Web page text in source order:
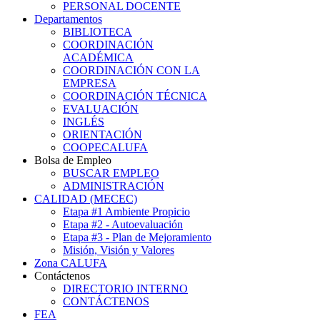
PERSONAL DOCENTE
Departamentos
BIBLIOTECA
COORDINACIÓN
ACADÉMICA
COORDINACIÓN CON LA
EMPRESA
COORDINACIÓN TÉCNICA
EVALUACIÓN
INGLÉS
ORIENTACIÓN
COOPECALUFA
Bolsa de Empleo
BUSCAR EMPLEO
ADMINISTRACIÓN
CALIDAD (MECEC)
Etapa #1 Ambiente Propicio
Etapa #2 - Autoevaluación
Etapa #3 - Plan de Mejoramiento
Misión, Visión y Valores
Zona CALUFA
Contáctenos
DIRECTORIO INTERNO
CONTÁCTENOS
FEA